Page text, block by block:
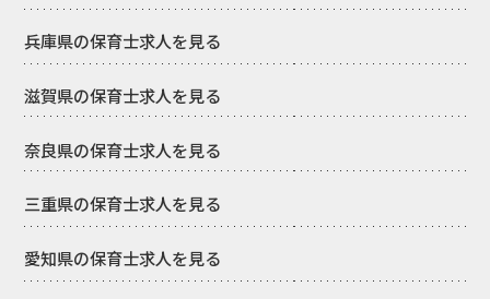
兵庫県の保育士求人を見る
滋賀県の保育士求人を見る
奈良県の保育士求人を見る
三重県の保育士求人を見る
愛知県の保育士求人を見る